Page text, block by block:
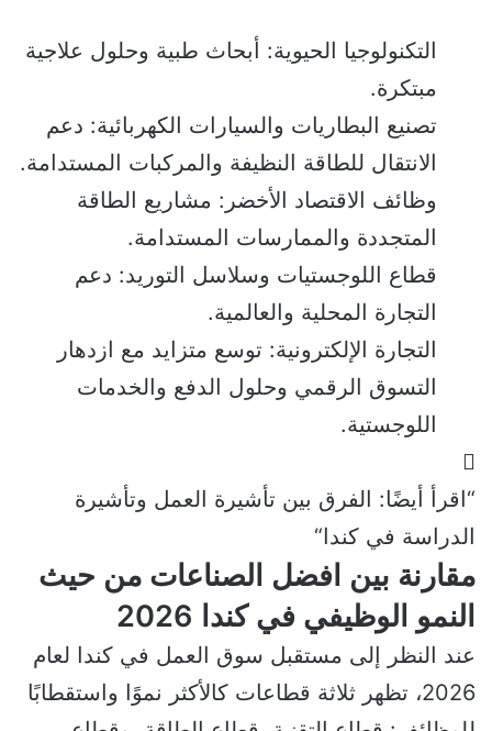
التكنولوجيا الحيوية: أبحاث طبية وحلول علاجية
مبتكرة.
تصنيع البطاريات والسيارات الكهربائية: دعم
الانتقال للطاقة النظيفة والمركبات المستدامة.
وظائف الاقتصاد الأخضر: مشاريع الطاقة
المتجددة والممارسات المستدامة.
قطاع اللوجستيات وسلاسل التوريد: دعم
التجارة المحلية والعالمية.
التجارة الإلكترونية: توسع متزايد مع ازدهار
التسوق الرقمي وحلول الدفع والخدمات
اللوجستية.
“اقرأ أيضًا: الفرق بين تأشيرة العمل وتأشيرة
الدراسة في كندا“
مقارنة بين افضل الصناعات من حيث
النمو الوظيفي في كندا 2026
عند النظر إلى مستقبل سوق العمل في كندا لعام
2026، تظهر ثلاثة قطاعات كالأكثر نموًا واستقطابًا